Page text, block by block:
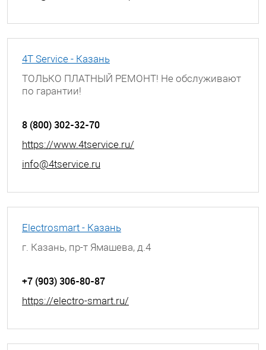
4T Service - Казань
ТОЛЬКО ПЛАТНЫЙ РЕМОНТ! Не обслуживают
по гарантии!
8 (800) 302-32-70
https://www.4tservice.ru/
info@4tservice.ru
Electrosmart - Казань
г. Казань, пр-т Ямашева, д.4
+7 (903) 306-80-87
https://electro-smart.ru/